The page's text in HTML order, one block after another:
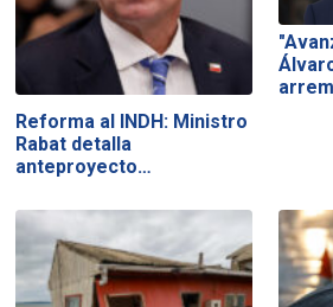
Reforma al INDH: Ministro
Rabat detalla
anteproyecto…